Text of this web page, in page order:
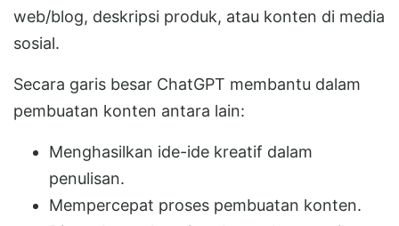
web/blog, deskripsi produk, atau konten di media
sosial.
Secara garis besar ChatGPT membantu dalam
pembuatan konten antara lain:
Menghasilkan ide-ide kreatif dalam
penulisan.
Mempercepat proses pembuatan konten.